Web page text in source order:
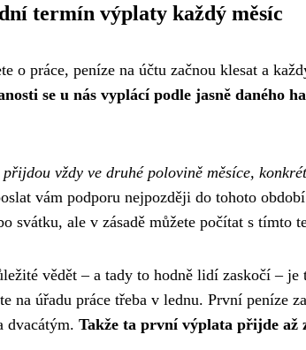
termín výplaty každý měsíc
o práce, peníze na účtu začnou klesat a
se u nás vyplácí podle jasně daného
přijdou vždy ve druhé polovině měsíce,
vám podporu nejpozději do tohoto
svátku, ale v zásadě můžete počítat s tímto
vědět – a tady to hodně lidí zaskočí –
na úřadu práce třeba v lednu. První peníze
dvacátým. Takže ta první výplata přijde až